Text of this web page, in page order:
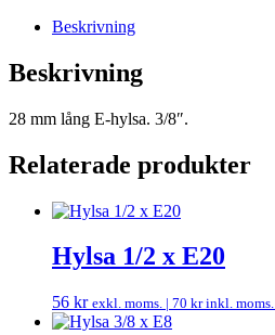
Beskrivning
Beskrivning
28 mm lång E-hylsa. 3/8″.
Relaterade produkter
Hylsa 1/2 x E20
56 kr exkl. moms. | 70 krinkl. moms.